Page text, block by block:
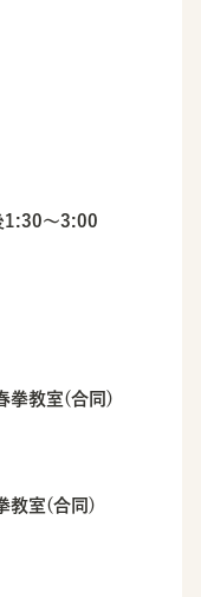
〜3:00
拳教室(合同)
教室(合同)